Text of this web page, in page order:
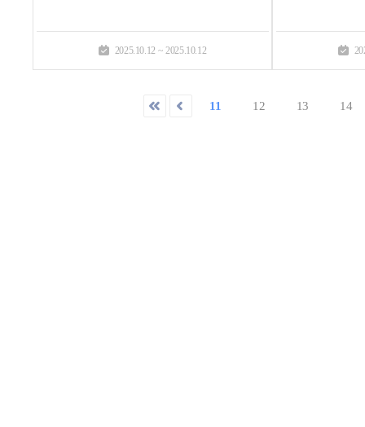
2025.10.12 ~ 2025.10.12
11 12 13 14